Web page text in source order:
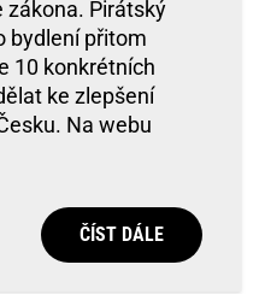
zákona. Pirátský
bydlení přitom
10 konkrétních
ke zlepšení
Na webu
ČÍST DÁLE